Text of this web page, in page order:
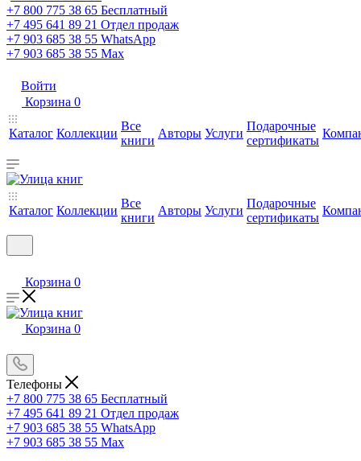
+7 800 775 38 65 Бесплатный
+7 495 641 89 21 Отдел продаж
+7 903 685 38 55 WhatsApp
+7 903 685 38 55 Max
Войти
Корзина 0
Каталог Коллекции
Все
книги
Авторы Услуги
Подарочные
сертификаты
Каталог Коллекции
Все
книги
Авторы Услуги
Подарочные
сертификаты
Корзина 0
Корзина 0
Телефоны
+7 800 775 38 65 Бесплатный
+7 495 641 89 21 Отдел продаж
+7 903 685 38 55 WhatsApp
+7 903 685 38 55 Max